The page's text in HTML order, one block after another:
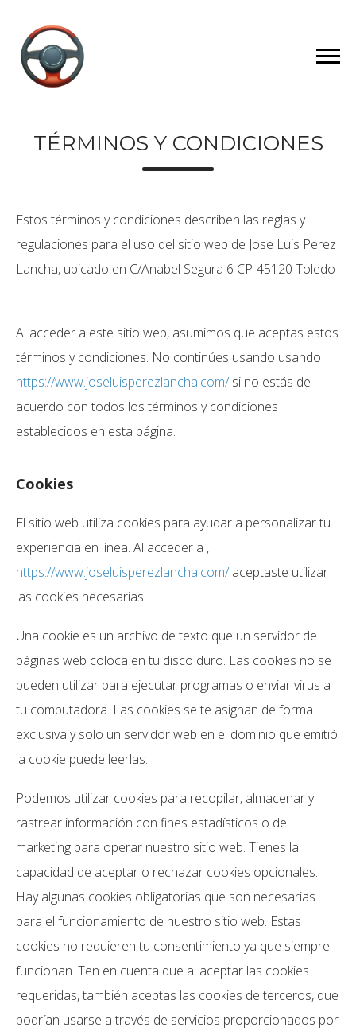
TÉRMINOS Y CONDICIONES
Estos términos y condiciones describen las reglas y
regulaciones para el uso del sitio web de Jose Luis Perez
Lancha, ubicado en C/Anabel Segura 6 CP-45120 Toledo
.
Al acceder a este sitio web, asumimos que aceptas estos
términos y condiciones. No continúes usando usando
https://www.joseluisperezlancha.com/ si no estás de
acuerdo con todos los términos y condiciones
establecidos en esta página.
Cookies
El sitio web utiliza cookies para ayudar a personalizar tu
experiencia en línea. Al acceder a ,
https://www.joseluisperezlancha.com/ aceptaste utilizar
las cookies necesarias.
Una cookie es un archivo de texto que un servidor de
páginas web coloca en tu disco duro. Las cookies no se
pueden utilizar para ejecutar programas o enviar virus a
tu computadora. Las cookies se te asignan de forma
exclusiva y solo un servidor web en el dominio que emitió
la cookie puede leerlas.
Podemos utilizar cookies para recopilar, almacenar y
rastrear información con fines estadísticos o de
marketing para operar nuestro sitio web. Tienes la
capacidad de aceptar o rechazar cookies opcionales.
Hay algunas cookies obligatorias que son necesarias
para el funcionamiento de nuestro sitio web. Estas
cookies no requieren tu consentimiento ya que siempre
funcionan. Ten en cuenta que al aceptar las cookies
requeridas, también aceptas las cookies de terceros, que
podrían usarse a través de servicios proporcionados por